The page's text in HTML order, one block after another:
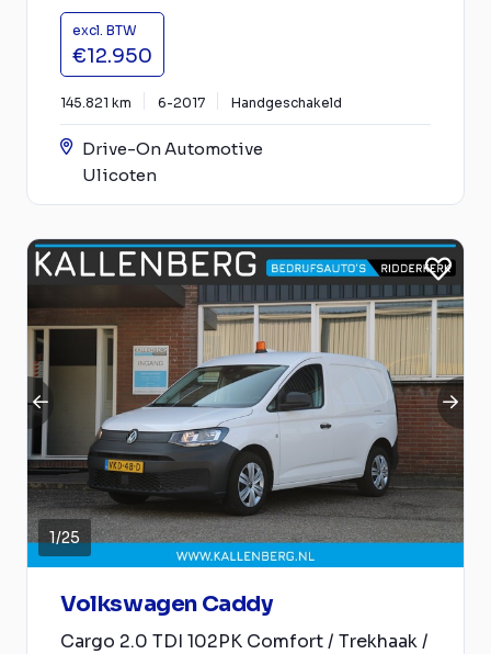
excl. BTW
€12.950
145.821 km 6-2017 Handgeschakeld
Drive-On Automotive
Ulicoten
1/25
Volkswagen Caddy
Cargo 2.0 TDI 102PK Comfort / Trekhaak /